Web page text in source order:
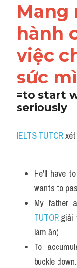
Word form
Cách dùng từ
Phân biệt từ
Đề thi thật
Speaking
Writing
Vocabulary
Mang
hành
việc
sức
=to start
seriously
IELTS TUTOR
He'll have
wants to
My father
TUTOR giải
làm ăn)
To
buckle